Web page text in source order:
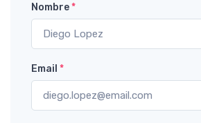
Nombre*
Email *